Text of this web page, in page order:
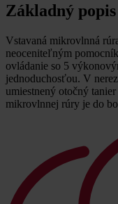
Základný popis
Vstavaná mikrovlnná
neoceniteľným
ovládanie so 5
jednoduchosťou. V
umiestnený otočný
mikrovlnnej rúry je do